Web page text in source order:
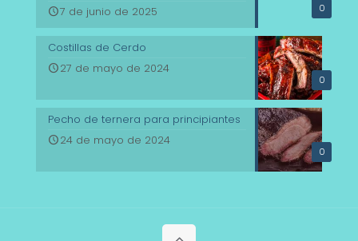
0
7 de junio de 2025
0
Costillas de Cerdo
27 de mayo de 2024
0
Pecho de ternera para principiantes
24 de mayo de 2024